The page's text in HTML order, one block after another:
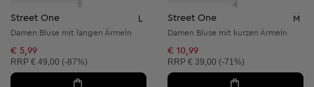
Street One L
Damen Bluse mit langen Ärmeln
€ 5,99
Unverbindliche Preisempfehlung:
RRP € 49,00 (-87%)
Street One M
Damen Bluse mit kurzen Ärmeln
€ 10,99
Unverbindliche Preisempfehlung:
RRP € 39,00 (-71%)